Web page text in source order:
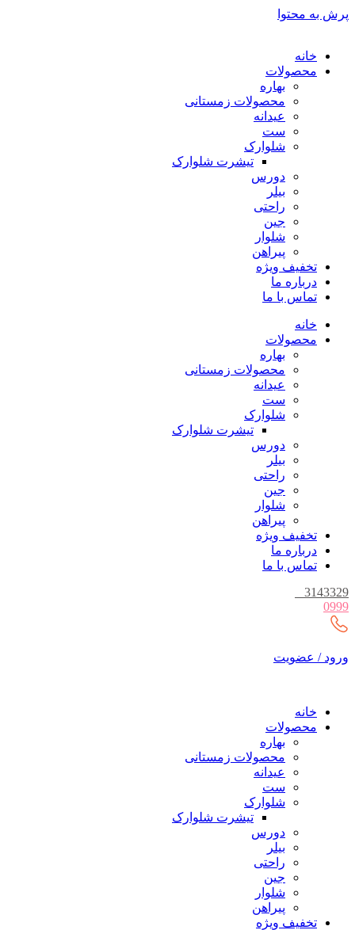
پرش به محتوا
خانه
محصولات
بهاره
محصولات زمستانی
عیدانه
ست
شلوارک
تیشرت شلوارک
دورس
بیلر
راحتی
جین
شلوار
پیراهن
تخفیف ویژه
درباره ما
تماس با ما
خانه
محصولات
بهاره
محصولات زمستانی
عیدانه
ست
شلوارک
تیشرت شلوارک
دورس
بیلر
راحتی
جین
شلوار
پیراهن
تخفیف ویژه
درباره ما
تماس با ما
3143329
0999
ورود / عضویت
خانه
محصولات
بهاره
محصولات زمستانی
عیدانه
ست
شلوارک
تیشرت شلوارک
دورس
بیلر
راحتی
جین
شلوار
پیراهن
تخفیف ویژه